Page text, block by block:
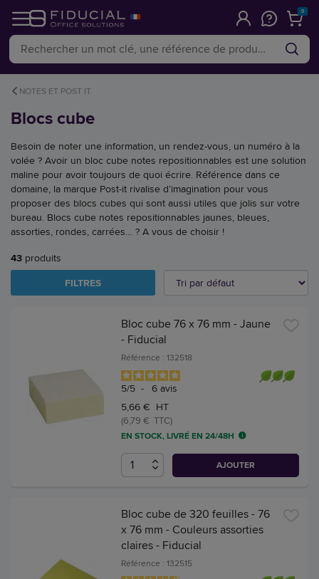
0
NOTES ET POST IT
Blocs cube
Besoin de noter une information, un rendez-vous, un numéro à la
volée ? Avoir un bloc cube notes repositionnables est une solution
maline pour avoir toujours de quoi écrire. Référence dans ce
domaine, la marque Post-it rivalise d’imagination pour vous
proposer des blocs cubes qui sont aussi utiles que jolis sur votre
bureau. Blocs cube notes repositionnables jaunes, bleues,
assorties, rondes, carrées… ? A vous de choisir !
43 produits
FILTRES
Bloc cube 76 x 76 mm - Jaune
- Fiducial
Référence : 132518
5/5 - 6 avis
5,66 € HT
(6,79 € TTC)
EN STOCK, LIVRÉ EN 24/48H
AJOUTER
Bloc cube de 320 feuilles - 76
x 76 mm - Couleurs assorties
claires - Fiducial
Référence : 132515